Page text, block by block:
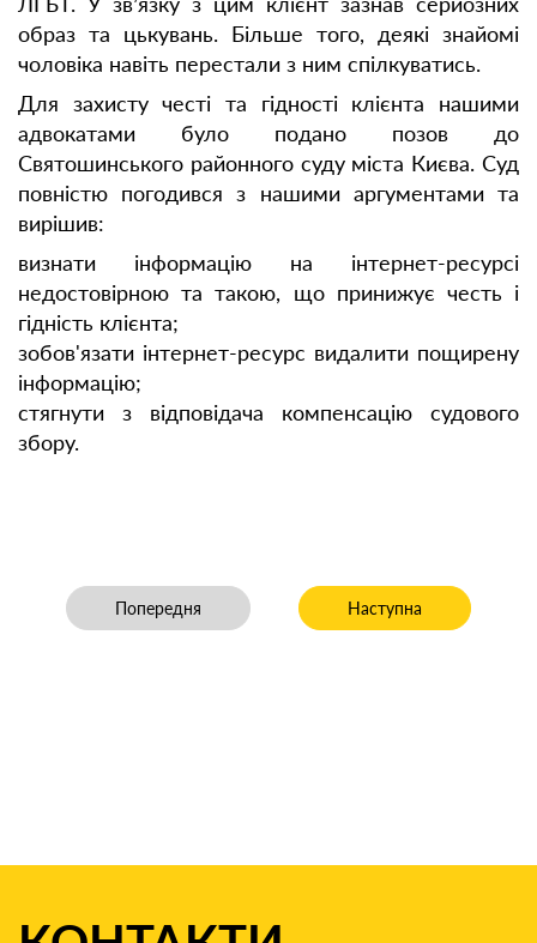
образ та цькувань. Більше того, деякі знайомі
чоловіка навіть перестали з ним спілкуватись.
Для захисту честі та гідності клієнта нашими
адвокатами було подано позов до
Святошинського районного суду міста Києва. Суд
повністю погодився з нашими аргументами та
вирішив:
визнати інформацію на інтернет-ресурсі
недостовiрною та такою, що принижує честь i
гiднiсть клієнта;
зобов'язати інтернет-ресурс видалити пощирену
інформацію;
стягнути з відповідача компенсацію судового
збору.
Попередня стаття: Отримано дозвіл на застосування
Попередня Наступна стаття:
Наступна